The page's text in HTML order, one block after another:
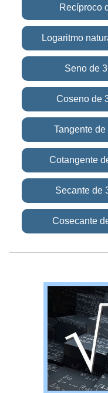
Recíproco
Logaritmo
Seno de
Coseno de
Tangente
Cotangente
Secante de
Cosecante